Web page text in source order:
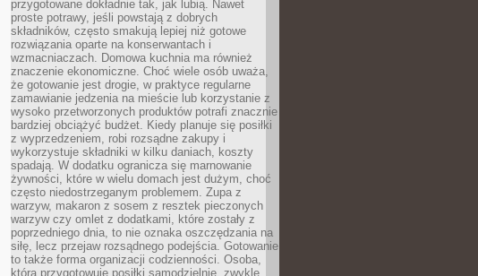
przygotowane dokładnie tak, jak lubią. Nawet
proste potrawy, jeśli powstają z dobrych
składników, często smakują lepiej niż gotowe
rozwiązania oparte na konserwantach i
wzmacniaczach. Domowa kuchnia ma również
znaczenie ekonomiczne. Choć wiele osób uważa,
że gotowanie jest drogie, w praktyce regularne
zamawianie jedzenia na mieście lub korzystanie z
wysoko przetworzonych produktów potrafi znacznie
bardziej obciążyć budżet. Kiedy planuje się posiłki
z wyprzedzeniem, robi rozsądne zakupy i
wykorzystuje składniki w kilku daniach, koszty
spadają. W dodatku ogranicza się marnowanie
żywności, które w wielu domach jest dużym, choć
często niedostrzeganym problemem. Zupa z
warzyw, makaron z sosem z resztek pieczonych
warzyw czy omlet z dodatkami, które zostały z
poprzedniego dnia, to nie oznaka oszczędzania na
siłę, lecz przejaw rozsądnego podejścia. Gotowanie
to także forma organizacji codzienności. Osoba,
która przygotowuje posiłki samodzielnie, zwykle